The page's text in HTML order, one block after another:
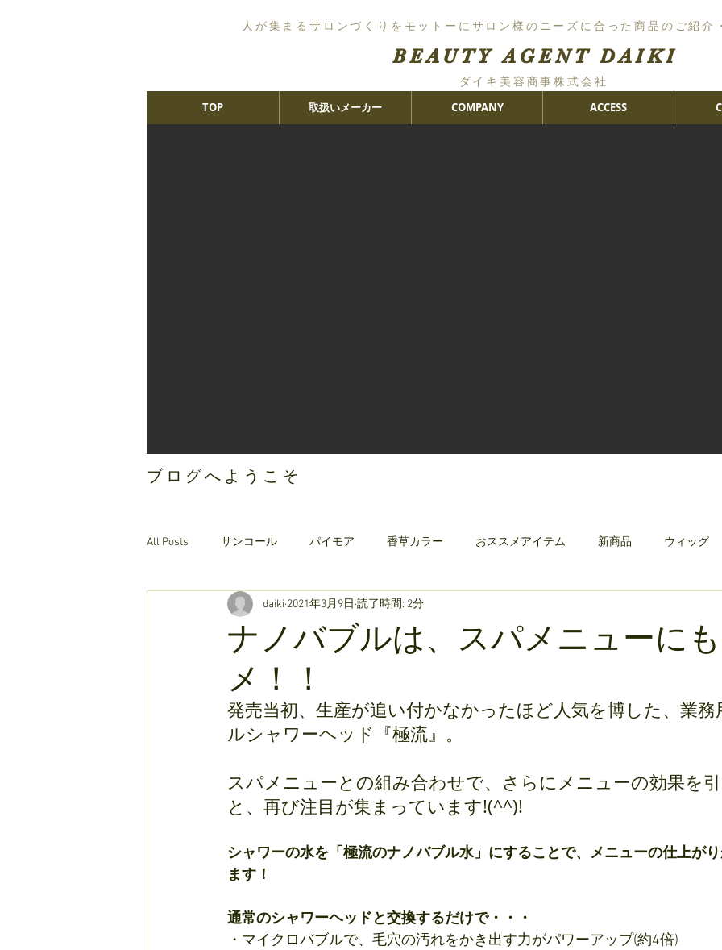
人が集まるサロンづくりをモットーにサロン様のニーズに合った商品のご紹介
BEAUTY AGENT DAIKI
TOP 取扱いメーカー COMPANY ACCESS
ダイキ美容商事株式会社
ブログへようこそ
All Posts サンコール パイモア 香草カラー おススメアイテム 新商品 ウィッグ
オリジナルヘアケア クリレージュ
ナノバブルは、スパメニューに
メ！！
daiki 2021年3月9日 読了時間: 2分
発売当初、生産が追い付かなかったほど人気を博した、業
ルシャワーヘッド『極流』。
スパメニューとの組み合わせで、さらにメニューの効果を
と、再び注目が集まっています!(^^)!
シャワーの水を「極流のナノバブル水」にすることで、メニューの仕上が
ます！
通常のシャワーヘッドと交換するだけで・・・
・マイクロバブルで、毛穴の汚れをかき出す力がパワーアップ(約4倍)